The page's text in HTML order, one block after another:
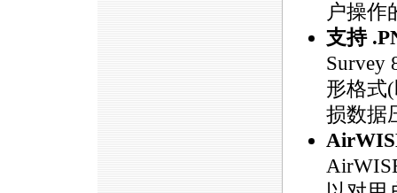
户操作
支持
Survey
形格式
损数据